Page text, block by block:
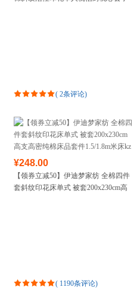
( 2条评论)
¥248.00
【领券立减50】伊迪梦家纺 全棉四件
套斜纹印花床单式 被套200x230cm高
( 1190条评论)